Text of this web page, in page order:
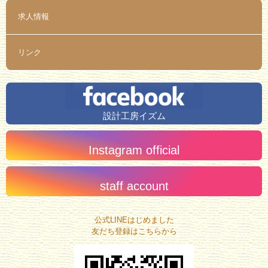
求人情報
リンク
設計工房イズム
Instagram official
staff account
公式LINEはじめました
友だち登録はこちらから